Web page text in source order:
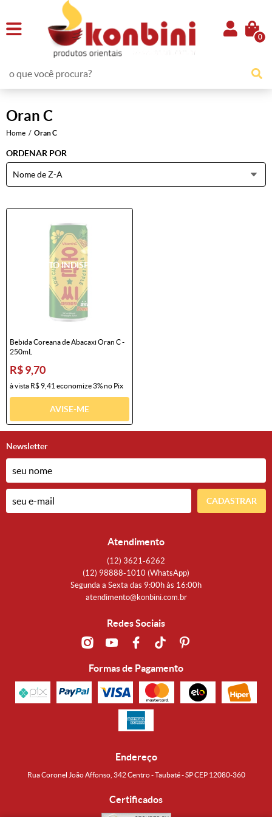
0
Oran C
Home Oran C
ORDENAR POR
Nome de Z-A
Bebida Coreana de Abacaxi Oran C -
250mL
R$ 9,70
à vista R$ 9,41 economize3%no Pix
AVISE-ME
Newsletter
CADASTRAR
Atendimento
(12) 3621-6262
(12) 98888-1010 (WhatsApp)
Segunda a Sexta das 9:00h às 16:00h
atendimento@konbini.com.br
Redes Sociais
Formas de Pagamento
Endereço
Rua Coronel João Affonso, 342 Centro - Taubaté - SP CEP 12080-360
Certificados